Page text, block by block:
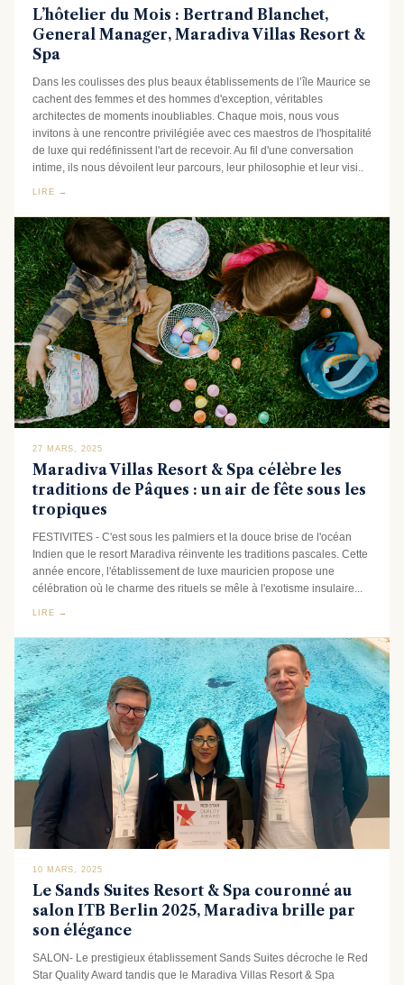
L’hôtelier du Mois : Bertrand Blanchet,
General Manager, Maradiva Villas Resort &
Spa
Dans les coulisses des plus beaux établissements de l’île Maurice se
cachent des femmes et des hommes d'exception, véritables
architectes de moments inoubliables. Chaque mois, nous vous
invitons à une rencontre privilégiée avec ces maestros de l'hospitalité
de luxe qui redéfinissent l'art de recevoir. Au fil d'une conversation
intime, ils nous dévoilent leur parcours, leur philosophie et leur visi..
LIRE →
27 MARS, 2025
Maradiva Villas Resort & Spa célèbre les
traditions de Pâques : un air de fête sous les
tropiques
FESTIVITES - C'est sous les palmiers et la douce brise de l'océan
Indien que le resort Maradiva réinvente les traditions pascales. Cette
année encore, l'établissement de luxe mauricien propose une
célébration où le charme des rituels se mêle à l'exotisme insulaire...
LIRE →
10 MARS, 2025
Le Sands Suites Resort & Spa couronné au
salon ITB Berlin 2025, Maradiva brille par
son élégance
SALON- Le prestigieux établissement Sands Suites décroche le Red
Star Quality Award tandis que le Maradiva Villas Resort & Spa